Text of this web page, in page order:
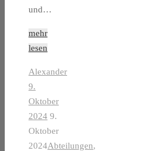
und…
mehr
lesen
Alexander
9.
Oktober
2024 9.
Oktober
2024Abteilungen,